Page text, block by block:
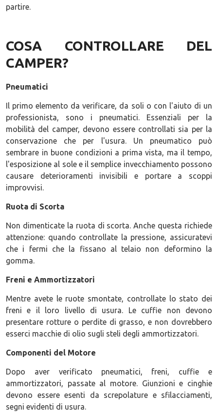
partire.
COSA CONTROLLARE DEL
CAMPER?
Pneumatici
Il primo elemento da verificare, da soli o con l'aiuto di un
professionista, sono i pneumatici. Essenziali per la
mobilità del camper, devono essere controllati sia per la
conservazione che per l'usura. Un pneumatico può
sembrare in buone condizioni a prima vista, ma il tempo,
l'esposizione al sole e il semplice invecchiamento possono
causare deterioramenti invisibili e portare a scoppi
improvvisi.
Ruota di Scorta
Non dimenticate la ruota di scorta. Anche questa richiede
attenzione: quando controllate la pressione, assicuratevi
che i fermi che la fissano al telaio non deformino la
gomma.
Freni e Ammortizzatori
Mentre avete le ruote smontate, controllate lo stato dei
freni e il loro livello di usura. Le cuffie non devono
presentare rotture o perdite di grasso, e non dovrebbero
esserci macchie di olio sugli steli degli ammortizzatori.
Componenti del Motore
Dopo aver verificato pneumatici, freni, cuffie e
ammortizzatori, passate al motore. Giunzioni e cinghie
devono essere esenti da screpolature e sfilacciamenti,
segni evidenti di usura.